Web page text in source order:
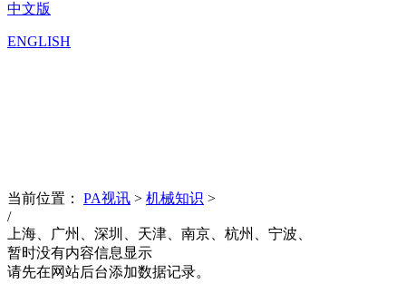
中文版
ENGLISH
当前位置： PA视讯 > 机械知识 >
/
上海、广州、深圳、天津、南京、杭州、宁波、
暂时没有内容信息显示
请先在网站后台添加数据记录。